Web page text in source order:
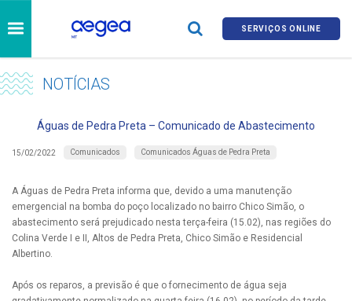
SERVIÇOS ONLINE
NOTÍCIAS
Águas de Pedra Preta – Comunicado de Abastecimento
15/02/2022 Comunicados Comunicados Águas de Pedra Preta
A Águas de Pedra Preta informa que, devido a uma manutenção
emergencial na bomba do poço localizado no bairro Chico Simão, o
abastecimento será prejudicado nesta terça-feira (15.02), nas regiões do
Colina Verde I e II, Altos de Pedra Preta, Chico Simão e Residencial
Albertino.
Após os reparos, a previsão é que o fornecimento de água seja